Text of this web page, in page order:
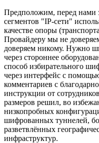
Предположим, перед нами
сегментов "IP-сети"
качестве опоры
Провайдеру мы не
доверяем никому. Нужно
через стороннее
способ избирательного
через интерфейс с
комментариев с
инструкции от
размеров решил, во
низкопробных
шифрованных туннелей,
разветвлённых
инфраструктур.